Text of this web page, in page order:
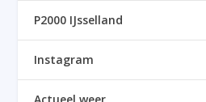
P2000 IJsselland
Instagram
Actueel weer